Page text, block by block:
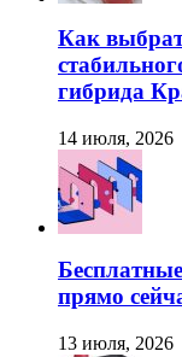
Как
гибрида
14 июля, 2026
прямо
13 июля, 2026